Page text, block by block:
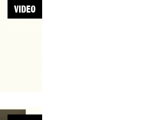
VIDEO